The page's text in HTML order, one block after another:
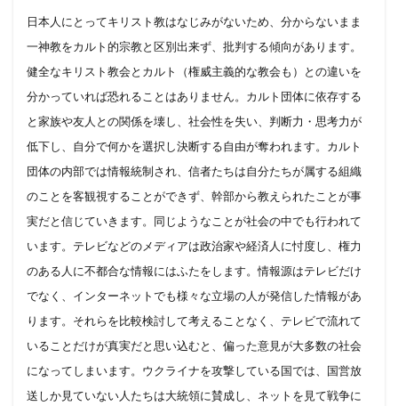
日本人にとってキリスト教はなじみがないため、分からないまま
一神教をカルト的宗教と区別出来ず、批判する傾向があります。
健全なキリスト教会とカルト（権威主義的な教会も）との違いを
分かっていれば恐れることはありません。カルト団体に依存する
と家族や友人との関係を壊し、社会性を失い、判断力・思考力が
低下し、自分で何かを選択し決断する自由が奪われます。カルト
団体の内部では情報統制され、信者たちは自分たちが属する組織
のことを客観視することができず、幹部から教えられたことが事
実だと信じていきます。同じようなことが社会の中でも行われて
います。テレビなどのメディアは政治家や経済人に忖度し、権力
のある人に不都合な情報にはふたをします。情報源はテレビだけ
でなく、インターネットでも様々な立場の人が発信した情報があ
ります。それらを比較検討して考えることなく、テレビで流れて
いることだけが真実だと思い込むと、偏った意見が大多数の社会
になってしまいます。ウクライナを攻撃している国では、国営放
送しか見ていない人たちは大統領に賛成し、ネットを見て戦争に